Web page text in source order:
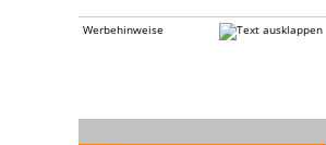
Werbehinweise